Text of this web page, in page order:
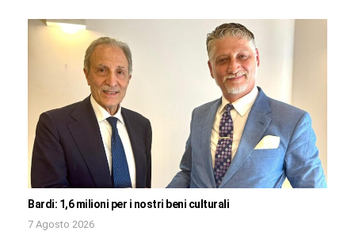
Bardi: 1,6 milioni per i nostri beni culturali
7 Agosto 2026